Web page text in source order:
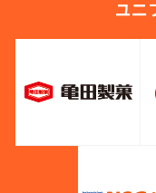
ユニ